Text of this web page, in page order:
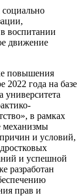
воспитании
движение
повышения
2022 года на базе
университета
в рамках
механизмы
и условий,
и успешной
разработан
прав и